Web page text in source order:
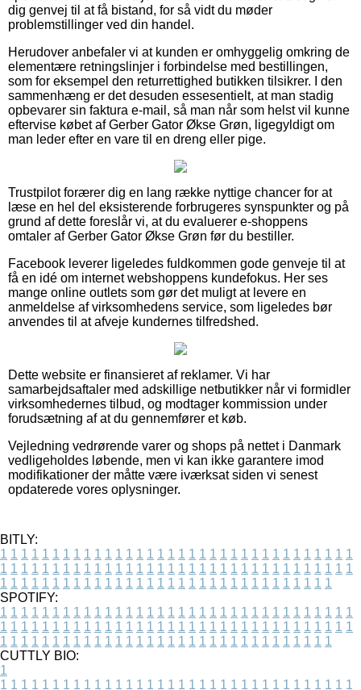
dig genvej til at få bistand, for så vidt du møder
problemstillinger ved din handel.
Herudover anbefaler vi at kunden er omhyggelig omkring de
elementære retningslinjer i forbindelse med bestillingen,
som for eksempel den returrettighed butikken tilsikrer. I den
sammenhæng er det desuden essesentielt, at man stadig
opbevarer sin faktura e-mail, så man når som helst vil kunne
eftervise købet af Gerber Gator Økse Grøn, ligegyldigt om
man leder efter en vare til en dreng eller pige.
Trustpilot forærer dig en lang række nyttige chancer for at
læse en hel del eksisterende forbrugeres synspunkter og på
grund af dette foreslår vi, at du evaluerer e-shoppens
omtaler af Gerber Gator Økse Grøn før du bestiller.
Facebook leverer ligeledes fuldkommen gode genveje til at
få en idé om internet webshoppens kundefokus. Her ses
mange online outlets som gør det muligt at levere en
anmeldelse af virksomhedens service, som ligeledes bør
anvendes til at afveje kundernes tilfredshed.
Dette website er finansieret af reklamer. Vi har
samarbejdsaftaler med adskillige netbutikker når vi formidler
virksomhedernes tilbud, og modtager kommission under
forudsætning af at du gennemfører et køb.
Vejledning vedrørende varer og shops på nettet i Danmark
vedligeholdes løbende, men vi kan ikke garantere imod
modifikationer der måtte være iværksat siden vi senest
opdaterede vores oplysninger.
BITLY:
1 1 1 1 1 1 1 1 1 1 1 1 1 1 1 1 1 1 1 1 1 1 1 1 1 1 1 1 1 1 1 1 1 1
1 1 1 1 1 1 1 1 1 1 1 1 1 1 1 1 1 1 1 1 1 1 1 1 1 1 1 1 1 1 1 1 1 1
1 1 1 1 1 1 1 1 1 1 1 1 1 1 1 1 1 1 1 1 1 1 1 1 1 1 1 1 1 1 1 1
SPOTIFY:
1 1 1 1 1 1 1 1 1 1 1 1 1 1 1 1 1 1 1 1 1 1 1 1 1 1 1 1 1 1 1 1 1 1
1 1 1 1 1 1 1 1 1 1 1 1 1 1 1 1 1 1 1 1 1 1 1 1 1 1 1 1 1 1 1 1 1 1
1 1 1 1 1 1 1 1 1 1 1 1 1 1 1 1 1 1 1 1 1 1 1 1 1 1 1 1 1 1 1 1
CUTTLY BIO:
1
1 1 1 1 1 1 1 1 1 1 1 1 1 1 1 1 1 1 1 1 1 1 1 1 1 1 1 1 1 1 1 1 1 1